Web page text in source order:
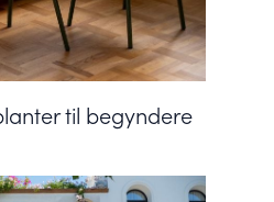
til begyndere